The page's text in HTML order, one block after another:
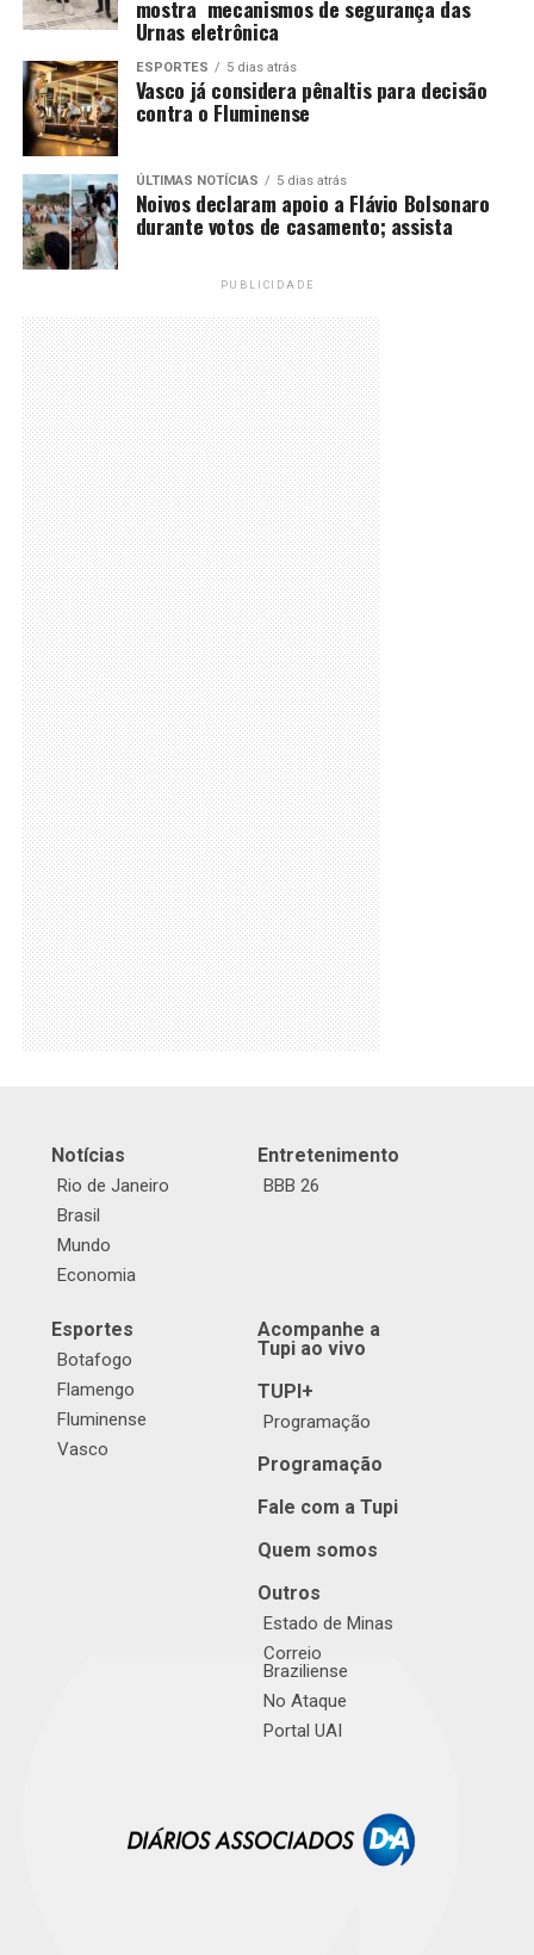
mostra mecanismos de segurança das
Urnas eletrônica
ESPORTES 5 dias atrás
Vasco já considera pênaltis para decisão
contra o Fluminense
ÚLTIMAS NOTÍCIAS 5 dias atrás
Noivos declaram apoio a Flávio Bolsonaro
durante votos de casamento; assista
PUBLICIDADE
Notícias
Rio de Janeiro
Brasil
Mundo
Economia
Entretenimento
BBB 26
Esportes
Botafogo
Flamengo
Fluminense
Vasco
Acompanhe a
Tupi ao vivo
TUPI+
Programação
Programação
Fale com a Tupi
Quem somos
Outros
Estado de Minas
Correio
Braziliense
No Ataque
Portal UAI